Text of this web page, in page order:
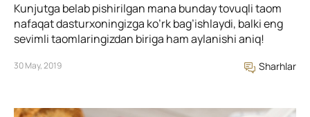
Kunjutga belab pishirilgan mana bunday tovuqli taom
nafaqat dasturxoningizga ko’rk bag’ishlaydi, balki eng
sevimli taomlaringizdan biriga ham aylanishi aniq!
30 May, 2019 Sharhlar